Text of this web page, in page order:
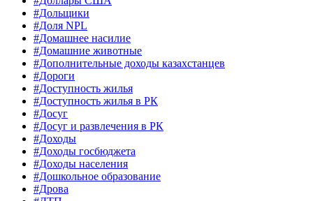
#Дольщики
#Доля NPL
#Домашнее насилие
#Домашние животные
#Дополнительные доходы казахстанцев
#Дороги
#Доступность жилья
#Доступность жилья в РК
#Досуг
#Досуг и развлечения в РК
#Доходы
#Доходы госбюджета
#Доходы населения
#Дошкольное образование
#Дрова